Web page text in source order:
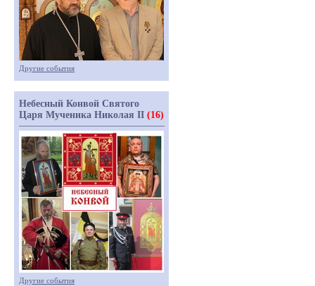
Другие события
Небесный Конвой Святого
Царя Мученика Николая II (16)
Другие события